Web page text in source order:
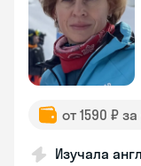
от 1590 ₽
Изучала